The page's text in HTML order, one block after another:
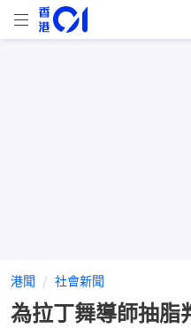
港聞 社會新聞
為拉丁舞導師抽